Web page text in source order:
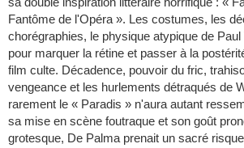
Fantôme de l'Opéra ». Les costumes, les
chorégraphies, le physique atypique de
pour marquer la rétine et passer à la
film culte. Décadence, pouvoir du fric,
vengeance et les hurlements détraqués de
rarement le « Paradis » n'aura autant
sa mise en scène foutraque et son goût
grotesque, De Palma prenait un sacré